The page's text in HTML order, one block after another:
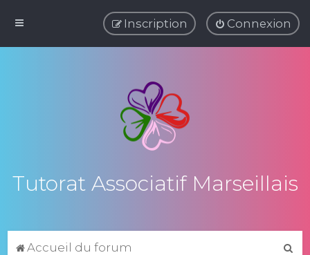
Connexion
Inscription
Tutorat Associatif Marseillais
Accueil du forum